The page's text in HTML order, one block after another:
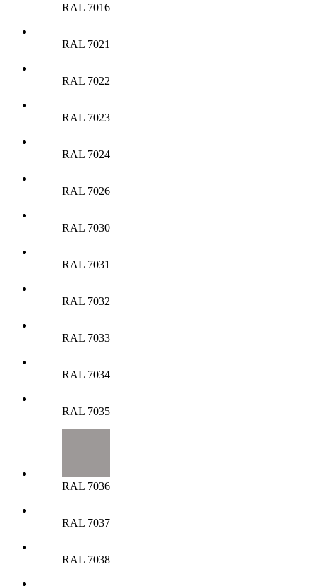
RAL 7016
RAL 7021
RAL 7022
RAL 7023
RAL 7024
RAL 7026
RAL 7030
RAL 7031
RAL 7032
RAL 7033
RAL 7034
RAL 7035
RAL 7036
RAL 7037
RAL 7038